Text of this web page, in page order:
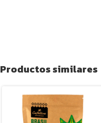
Productos similares